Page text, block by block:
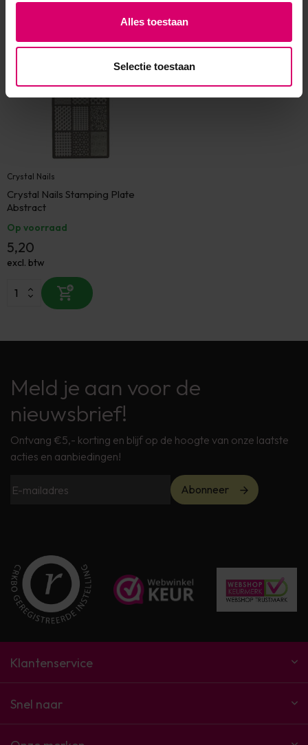
Alles toestaan
Selectie toestaan
Crystal Nails
Crystal Nails Stamping Plate
Abstract
Op voorraad
5,20
excl. btw
Meld je aan voor de
nieuwsbrief!
Ontvang €5,- korting en blijf op de hoogte van onze laatste
acties en aanbiedingen!
Abonneer
Klantenservice
Snel naar